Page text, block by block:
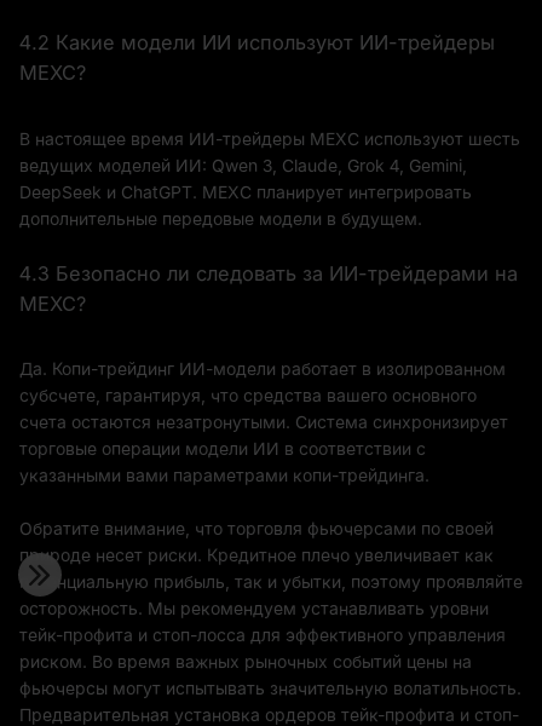
4.2 Какие модели ИИ используют ИИ-трейдеры
MEXC?
В настоящее время ИИ-трейдеры MEXC используют шесть
ведущих моделей ИИ: Qwen 3, Claude, Grok 4, Gemini,
DeepSeek и ChatGPT. MEXC планирует интегрировать
дополнительные передовые модели в будущем.
4.3 Безопасно ли следовать за ИИ-трейдерами на
MEXC?
Да. Копи-трейдинг ИИ-модели работает в изолированном
субсчете, гарантируя, что средства вашего основного
счета остаются незатронутыми. Система синхронизирует
торговые операции модели ИИ в соответствии с
указанными вами параметрами копи-трейдинга.
Обратите внимание, что торговля фьючерсами по своей
природе несет риски. Кредитное плечо увеличивает как
потенциальную прибыль, так и убытки, поэтому проявляйте
осторожность. Мы рекомендуем устанавливать уровни
тейк-профита и стоп-лосса для эффективного управления
риском. Во время важных рыночных событий цены на
фьючерсы могут испытывать значительную волатильность.
Предварительная установка ордеров тейк-профита и стоп-